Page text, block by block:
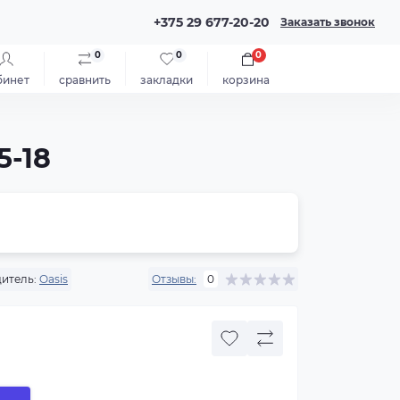
+375 29 677-20-20 Заказать звонок
сравнить
0
закладки
0
корзина
0
18
Oasis Отзывы: 0